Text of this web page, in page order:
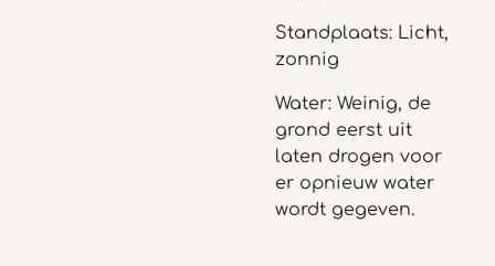
Standplaats: Licht,
zonnig
Water: Weinig, de
grond eerst uit
laten drogen voor
er opnieuw water
wordt gegeven.